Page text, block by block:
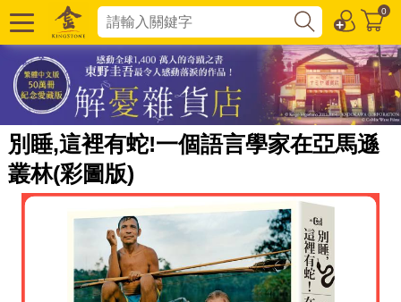
0
別睡,這裡有蛇!一個語言學家在亞馬遜
叢林(彩圖版)